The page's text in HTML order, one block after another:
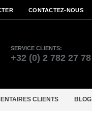
CONTACTEZ-NOUS
SERVICE CLIENTS:
+32 (0) 2 782 27 78
CLIENTS BLOG